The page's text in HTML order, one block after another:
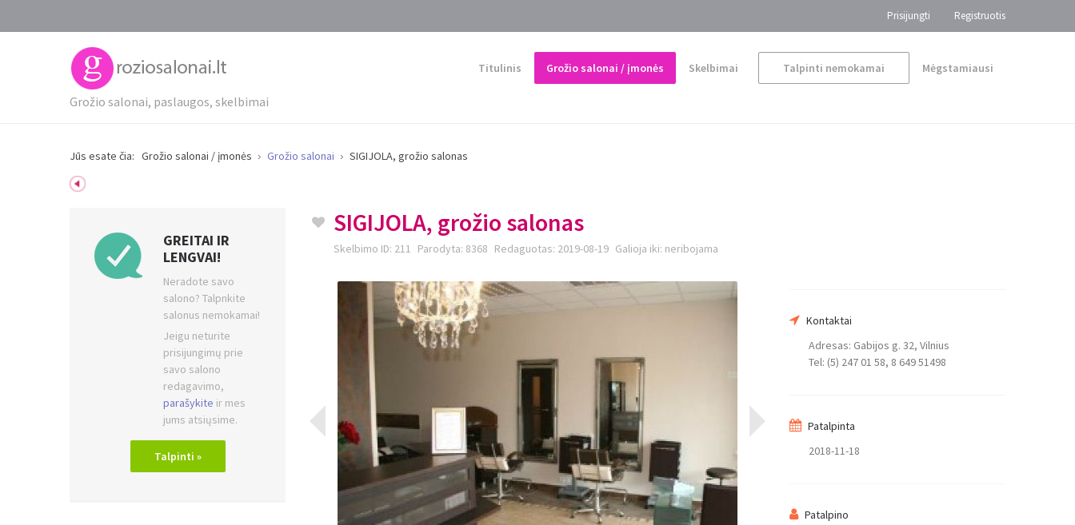
Prisijungti Registruotis
Grožio salonai, paslaugos, skelbimai
Titulinis Grožio salonai / įmonės Skelbimai Talpinti nemokamai Mėgstamiausi
Jūs esate čia: Grožio salonai / įmonės Grožio salonai SIGIJOLA, grožio salonas
SIGIJOLA, grožio salonas
Skelbimo ID: 211 Parodyta: 8368 Redaguotas: 2019-08-19 Galioja iki: neribojama
Kontaktai
Adresas: Gabijos g. 32, Vilnius
Tel: (5) 247 01 58, 8 649 51498
Patalpinta
2018-11-18
Patalpino
Jūsų vardas
GREITAI IR
LENGVAI!
Neradote savo
salono? Talpnkite
salonus nemokamai!
Jeigu neturite
prisijungimų prie
savo salono
redagavimo,
parašykite ir mes
jums atsiųsime.
Talpinti »